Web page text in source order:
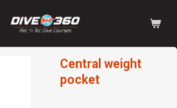
Central weight
pocket